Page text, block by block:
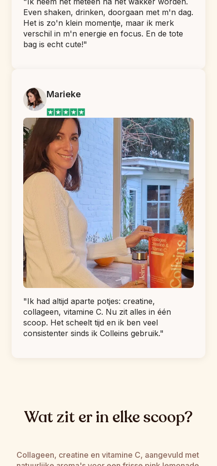
Even shaken, drinken, doorgaan met m'n dag.
Het is zo'n klein momentje, maar ik merk
verschil in m'n energie en focus. En de tote
bag is echt cute!"
Marieke
"Ik had altijd aparte potjes: creatine,
collageen, vitamine C. Nu zit alles in één
scoop. Het scheelt tijd en ik ben veel
consistenter sinds ik Colleins gebruik."
Wat zit er in elke scoop?
Collageen, creatine en vitamine C, aangevuld met